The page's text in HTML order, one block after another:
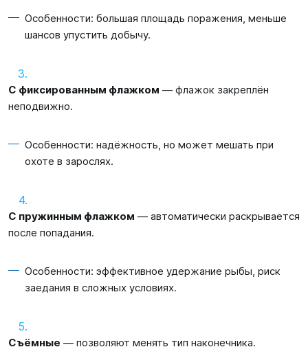
Особенности: большая площадь поражения, меньше
шансов упустить добычу.
С фиксированным флажком — флажок закреплён
неподвижно.
Особенности: надёжность, но может мешать при
охоте в зарослях.
С пружинным флажком — автоматически раскрывается
после попадания.
Особенности: эффективное удержание рыбы, риск
заедания в сложных условиях.
Съёмные — позволяют менять тип наконечника.